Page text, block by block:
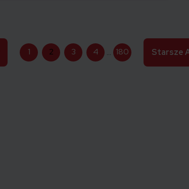
1 2 3 4 … 180 Starsze